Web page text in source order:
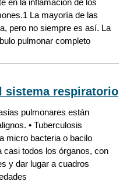
en la inflamación de los
La mayoría de las
pero no siempre es así. La
pulmonar completo
sistema respiratorio
pulmonares están
• Tuberculosis
micro bacteria o bacilo
casi todos los órganos, con
y dar lugar a cuadros